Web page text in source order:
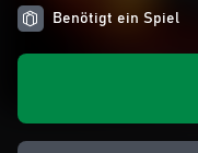
Benötigt ein Spiel